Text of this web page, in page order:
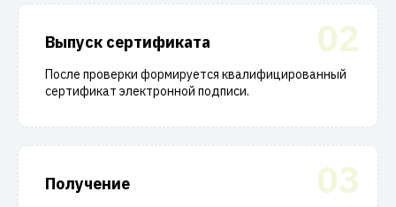
02
Выпуск сертификата
После проверки формируется квалифицированный
сертификат электронной подписи.
03
Получение